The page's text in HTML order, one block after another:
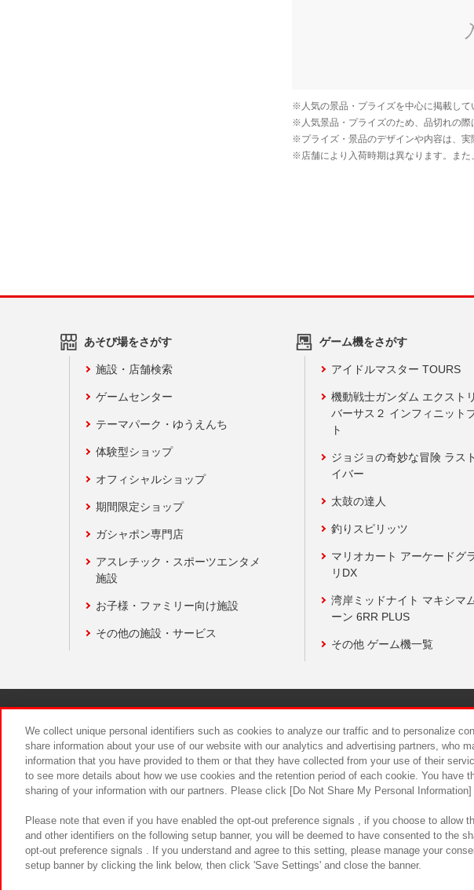
あそび場をさがす
施設・店舗検索
ゲームセンター
テーマパーク・ゆうえんち
体験型ショップ
オフィシャルショップ
期間限定ショップ
ガシャポン専門店
アスレチック・スポーツエンタメ
施設
お子様・ファミリー向け施設
その他の施設・サービス
ゲーム機をさがす
アイドルマスター TOURS
機動戦士ガンダム エクスト
バーサス２ インフィニット
ト
ジョジョの奇妙な冒険 ラス
イバー
太鼓の達人
釣りスピリッツ
マリオカート アーケードグ
リDX
湾岸ミッドナイト マキシマ
ーン 6RR PLUS
その他 ゲーム機一覧
食品のご提供について カスタマ
We collect unique personal identifiers such as cookies to analyze our traffic and to personalize
share information about your use of our website with our analytics and advertising partners, who
information that you have provided to them or that they have collected from your use of their
to see more details about how we use cookies and the retention period of each cookie. You have
sharing of your information with our partners. Please click [Do Not Share My Personal
Please note that even if you have enabled the opt-out preference signals , if you choose to allow
and other identifiers on the following setup banner, you will be deemed to have consented to the
opt-out preference signals . If you understand and agree to this setting, please manage your
setup banner by clicking the link below, then click 'Save Settings' and close the banner.